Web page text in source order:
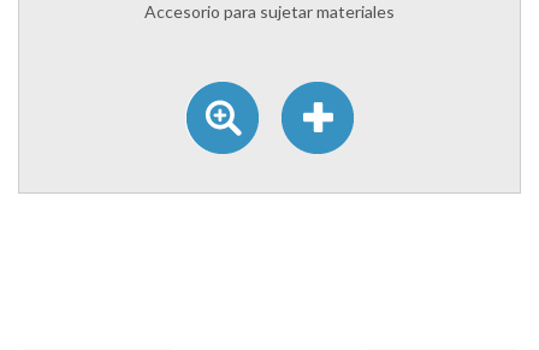
Accesorio para sujetar materiales